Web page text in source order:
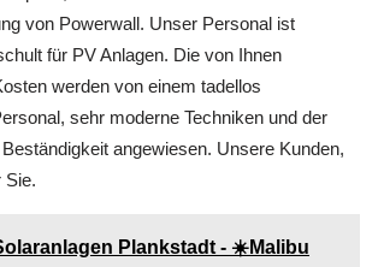
von Powerwall. Unser Personal ist
für PV Anlagen. Die von Ihnen
werden von einem tadellos
sehr moderne Techniken und der
angewiesen. Unsere Kunden,
Sie.
Plankstadt - ☀️Malibu